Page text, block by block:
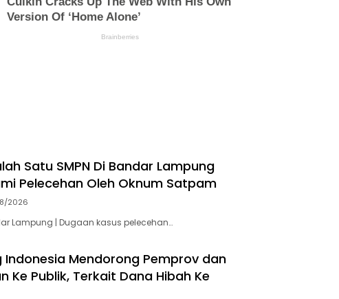
Satu SMPN Di Bandar Lampung
Pelecehan Oleh Oknum Satpam
2026
Lampung | Dugaan kasus pelecehan…
Indonesia Mendorong Pemprov dan
Ke Publik, Terkait Dana Hibah Ke